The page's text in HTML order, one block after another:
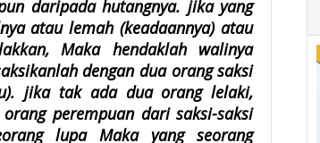
daripada hutangnya. jika yang
atau lemah (keadaannya) atau
Maka hendaklah walinya
dengan dua orang saksi
jika tak ada dua orang lelaki,
perempuan dari saksi-saksi
lupa Maka yang seorang